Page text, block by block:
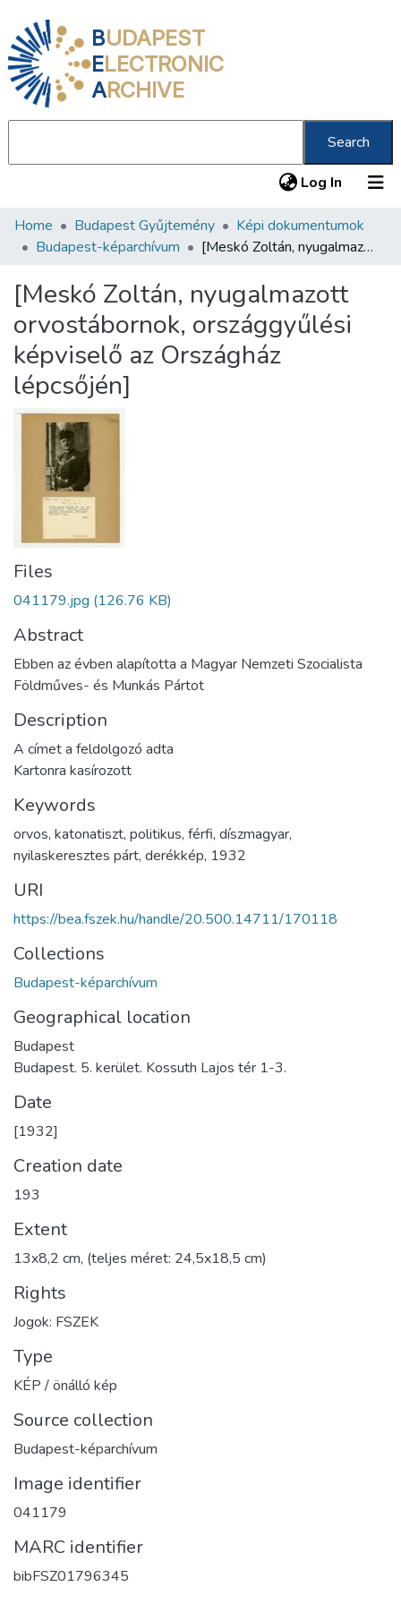
BUDAPEST
ELECTRONIC
ARCHIVE
Search
Log In (current)
Communities & Collections
Statistics
About us
Home Budapest Gyűjtemény
Képi dokumentumok
Budapest-képarchívum
[Meskó Zoltán, nyugalmazott orvostábornok, országgyűlési képviselő az Országház lépcsőjén]
[Meskó Zoltán, nyugalmazott
orvostábornok, országgyűlési
képviselő az Országház
lépcsőjén]
Files
041179.jpg (126.76 KB)
Abstract
Ebben az évben alapította a Magyar Nemzeti Szocialista
Földműves- és Munkás Pártot
Description
A címet a feldolgozó adta
Kartonra kasírozott
Keywords
orvos, katonatiszt, politikus, férfi, díszmagyar,
nyilaskeresztes párt, derékkép, 1932
URI
https://bea.fszek.hu/handle/20.500.14711/170118
Collections
Budapest-képarchívum
Geographical location
Budapest
Budapest. 5. kerület. Kossuth Lajos tér 1-3.
Date
[1932]
Creation date
193
Extent
13x8,2 cm, (teljes méret: 24,5x18,5 cm)
Rights
Jogok: FSZEK
Type
KÉP / önálló kép
Source collection
Budapest-képarchívum
Image identifier
041179
MARC identifier
bibFSZ01796345